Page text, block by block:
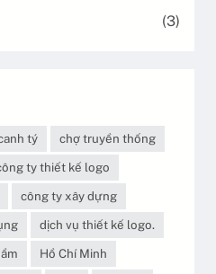
(3)
tý
chợ truyền thống
ty thiết kế logo
công ty xây dựng
dịch vụ thiết kế logo.
Hồ Chí Minh